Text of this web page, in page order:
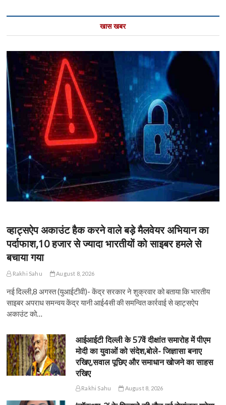
खास खबर
व्हाट्सऐप अकाउंट हैक करने वाले बड़े मैलवेयर अभियान का
पर्दाफाश,10 हजार से ज्यादा भारतीयों को साइबर हमले से
बचाया गया
Rakhi Sahu August 8, 2026
नई दिल्ली,8 अगस्त (युआईटीवी)- केंद्र सरकार ने शुक्रवार को बताया कि भारतीय
साइबर अपराध समन्वय केंद्र यानी आई4सी की समन्वित कार्रवाई से व्हाट्सऐप
अकाउंट को…
आईआईटी दिल्ली के 57वें दीक्षांत समारोह में पीएम
मोदी का युवाओं को संदेश,बोले- जिज्ञासा बनाए
रखिए,सवाल पूछिए और समाधान खोजने का साहस
रखिए
Rakhi Sahu August 8, 2026